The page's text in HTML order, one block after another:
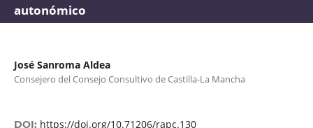
autonómico
José Sanroma Aldea
Consejero del Consejo Consultivo de Castilla-La Mancha
DOI: https://doi.org/10.71206/rapc.130